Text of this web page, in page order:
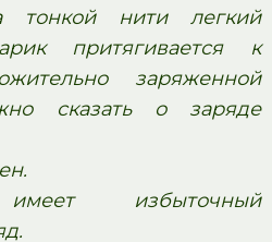
тонкой нити легкий
притягивается к
заряженной
сказать о заряде
избыточный